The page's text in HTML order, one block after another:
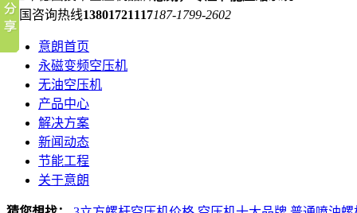
全国咨询热线13801721117187-1799-2602
意朗首页
永磁变频空压机
无油空压机
产品中心
解决方案
新闻动态
节能工程
关于意朗